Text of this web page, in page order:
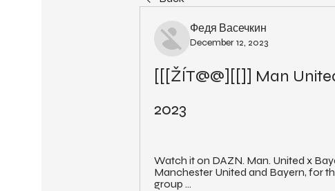
Федя Васечкин
December 12, 2023
[[[ŽÍT@@][[]] Man
2023
Watch it on DAZN. Man. United x
Manchester United and Bayern, for
group ...